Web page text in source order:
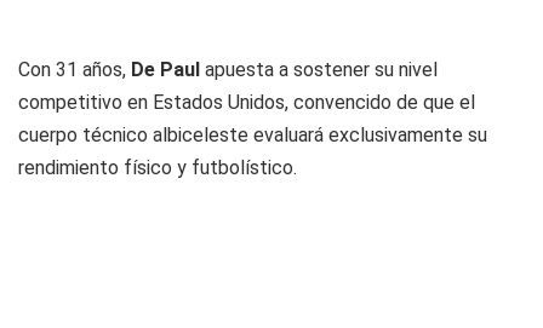
Con 31 años, De Paul apuesta a sostener su nivel
competitivo en Estados Unidos, convencido de que el
cuerpo técnico albiceleste evaluará exclusivamente su
rendimiento físico y futbolístico.